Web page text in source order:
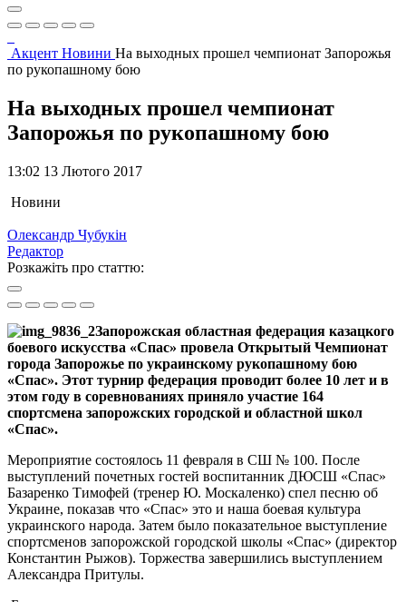
Акцент Новини На выходных прошел чемпионат Запорожья
по рукопашному бою
На выходных прошел чемпионат
Запорожья по рукопашному бою
13:02 13 Лютого 2017
Новини
Олександр Чубукін
Редактор
Розкажіть про статтю:
Запорожская областная федерация казацкого
боевого искусства «Спас» провела Открытый Чемпионат
города Запорожье по украинскому рукопашному бою
«Спас». Этот турнир федерация проводит более 10 лет и в
этом году в соревнованиях приняло участие 164
спортсмена запорожских городской и областной школ
«Спас».
Мероприятие состоялось 11 февраля в СШ № 100. После
выступлений почетных гостей воспитанник ДЮСШ «Спас»
Базаренко Тимофей (тренер Ю. Москаленко) спел песню об
Украине, показав что «Спас» это и наша боевая культура
украинского народа. Затем было показательное выступление
спортсменов запорожской городской школы «Спас» (директор
Константин Рыжов). Торжества завершились выступлением
Александра Притулы.